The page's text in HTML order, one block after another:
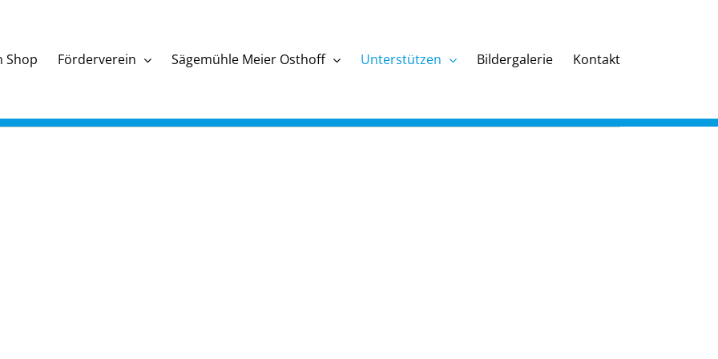
Shop Förderverein Sägemühle Meier Osthoff Unterstützen Bildergalerie Kontakt